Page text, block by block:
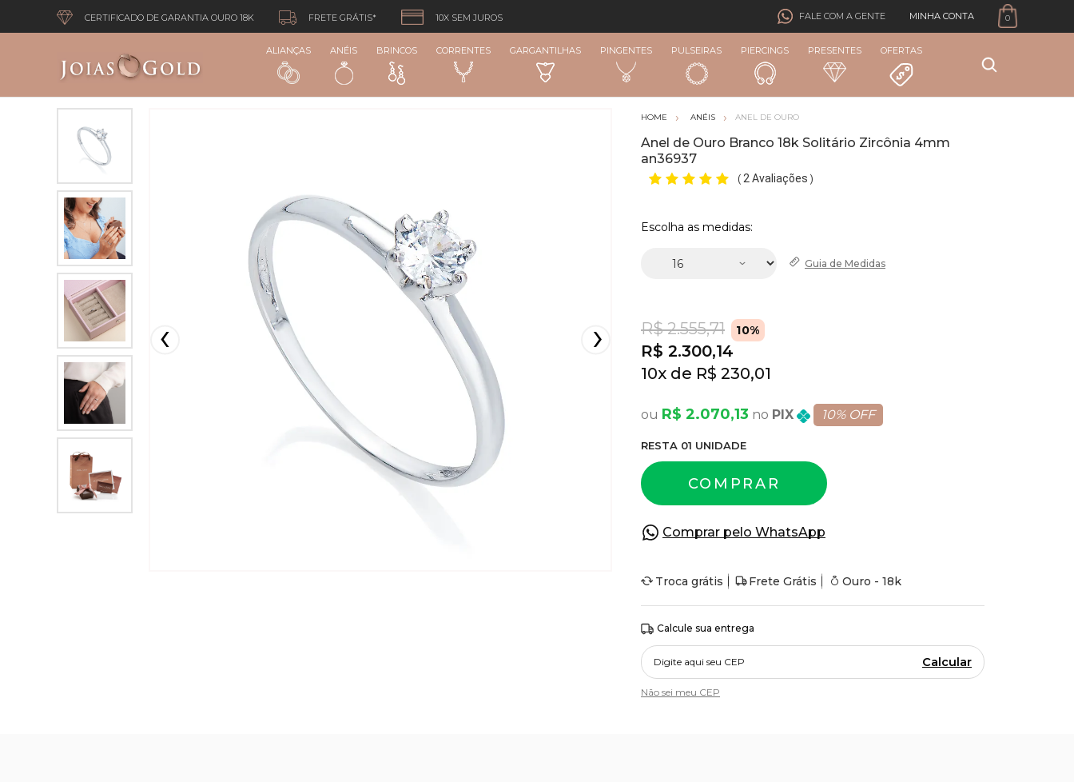
CERTIFICADO DE GARANTIA OURO 18K FRETE GRÁTIS* 10X SEM JUROS FALE COM A GENTE MINHA CONTA 0
ALIANÇAS ANÉIS BRINCOS CORRENTES GARGANTILHAS PINGENTES PULSEIRAS PIERCINGS PRESENTES OFERTAS
ANÉIS ANEL DE OURO
Anel de Ouro Branco 18k Solitário Zircônia 4mm
an36937
( 2 Avaliações )
Escolha as medidas:
Guia de Medidas
R$ 2.555,71 10%
R$ 2.300,14
10x R$ 230,01
R$ 2.070,13 PIX 10% OFF
RESTA 01 UNIDADE
COMPRAR
Comprar pelo WhatsApp
Troca grátis Frete Grátis Ouro - 18k
Calcule sua entrega
Calcular
Não sei meu CEP